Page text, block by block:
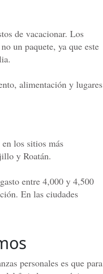
de vacacionar. Los
un paquete, ya que este
alimentación y lugares
los sitios más
y Roatán.
entre 4,000 y 4,500
En las ciudades
personales es que para